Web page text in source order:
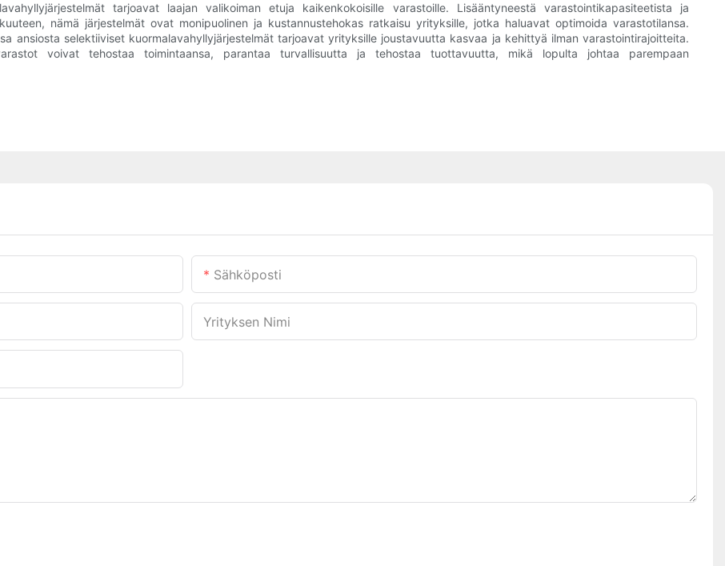
tarjoavat laajan valikoiman etuja kaikenkokoisille varastoille. Lisääntyneestä varastointikapasiteetista ja
nämä järjestelmät ovat monipuolinen ja kustannustehokas ratkaisu yrityksille, jotka haluavat optimoida varastotilansa.
ansiosta selektiiviset kuormalavahyllyjärjestelmät tarjoavat yrityksille joustavuutta kasvaa ja kehittyä ilman varastointirajoitteita.
varastot voivat tehostaa toimintaansa, parantaa turvallisuutta ja tehostaa tuottavuutta, mikä lopulta johtaa parempaan
Sähköposti
Yrityksen Nimi